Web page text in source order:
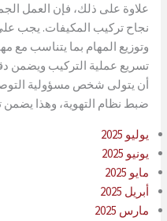
علاوة على ذلك، فإن العمل
نجاح تركيب المكيفات. يجب
وتوزيع المهام بما يتناسب مع
تسريع عملية التركيب ويضمن
أن يتولى شخص مسؤولية
ضبط نظام التهوية، وهذا يضمن
يوليو 2025
يونيو 2025
مايو 2025
أبريل 2025
مارس 2025